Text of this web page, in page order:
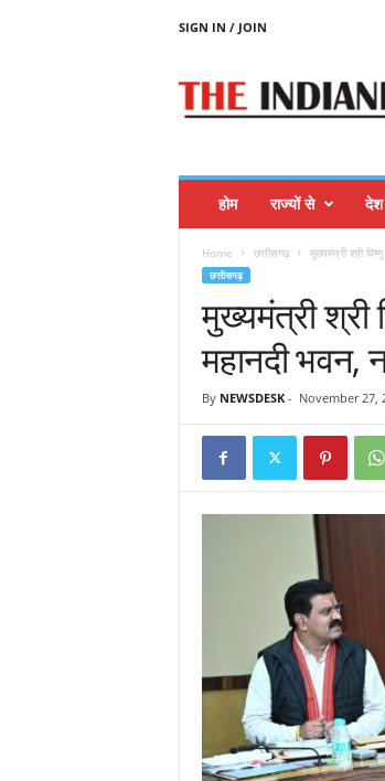
SIGN IN / JOIN
होम राज्यों से देश
Home छत्तीसगढ़ मुख्यमंत्री श्री
छत्तीसगढ़
मुख्यमंत्री श्री
महानदी भवन,
By NEWSDESK- November 27,